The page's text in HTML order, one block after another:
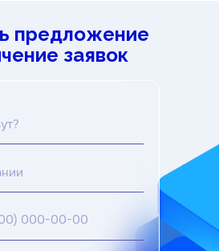
предложение
заявок